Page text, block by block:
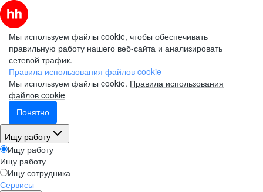
Мы используем файлы cookie, чтобы обеспечивать
правильную работу нашего веб-сайта и анализировать
сетевой трафик.
Правила использования файлов cookie
Мы используем файлы cookie. Правила использования
файлов cookie
Понятно
Ищу работу
Ищу работу
Ищу работу
Ищу сотрудника
Сервисы